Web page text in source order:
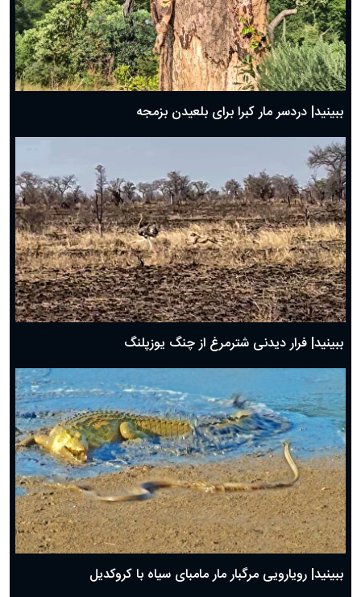
ببینید| دردسر مار کبرا برای بلعیدن بزمجه
ببینید| فرار دیدنی شترمرغ از چنگ یوزپلنگ
ببینید| رویارویی مرگبار مار مامبای سیاه با کروکدیل